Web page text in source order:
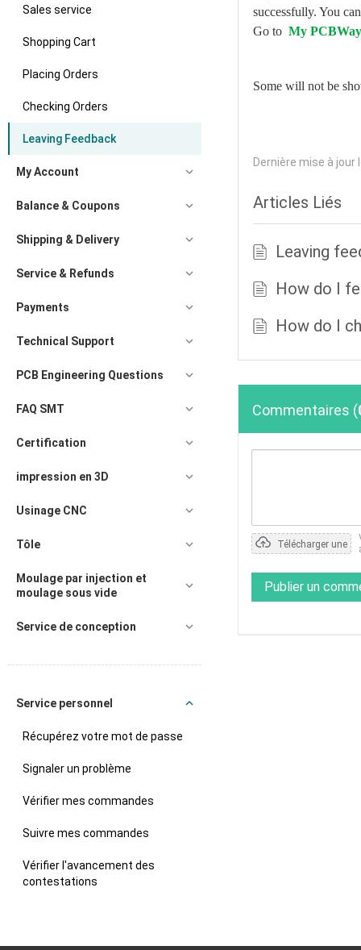
successfully. You
Go to My PCBWay
Some will not be
Dernière mise à
Articles Liés
Leaving
How do I
How do I
Commentaires (
Télécharger une
Publier un
Sales service
Shopping Cart
Placing Orders
Checking Orders
Leaving Feedback
My Account
Balance & Coupons
Shipping & Delivery
Service & Refunds
Payments
Technical Support
PCB Engineering Questions
FAQ SMT
Certification
impression en 3D
Usinage CNC
Tôle
Moulage par injection et
moulage sous vide
Service de conception
Service personnel
Récupérez votre mot de passe
Signaler un problème
Vérifier mes commandes
Suivre mes commandes
Vérifier l'avancement des
contestations